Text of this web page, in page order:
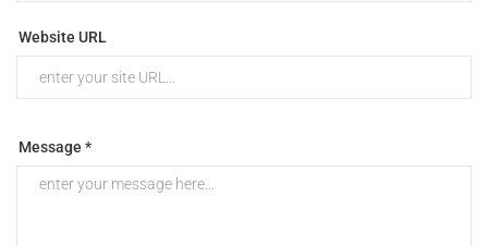
Website URL
Message *